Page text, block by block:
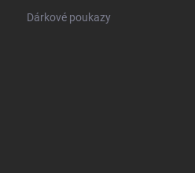
Dárkové poukazy